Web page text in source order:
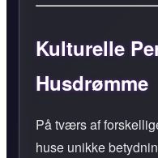
Kulturelle
Husdrømme
På tværs af
huse unikke